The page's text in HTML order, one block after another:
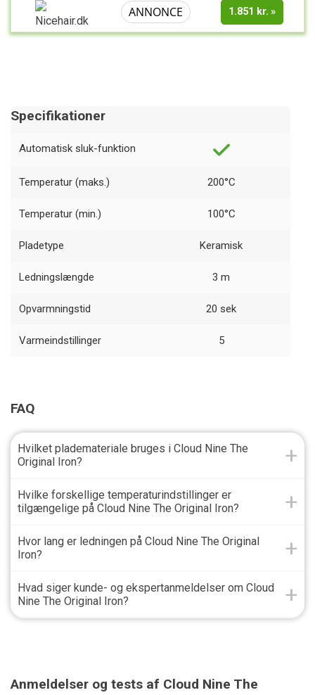
ANNONCE 1.851 kr.
Specifikationer
Automatisk sluk-funktion
Temperatur (maks.) 200°C
Temperatur (min.) 100°C
Pladetype Keramisk
Ledningslængde 3 m
Opvarmningstid 20 sek
Varmeindstillinger 5
FAQ
Hvilket plademateriale bruges i Cloud Nine The
Original Iron?
Hvilke forskellige temperaturindstillinger er
tilgængelige på Cloud Nine The Original Iron?
Hvor lang er ledningen på Cloud Nine The Original
Iron?
Hvad siger kunde- og ekspertanmeldelser om Cloud
Nine The Original Iron?
Anmeldelser og tests af Cloud Nine The